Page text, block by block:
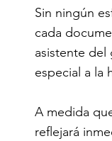
Sin ningún
cada
asistente del
especial a la
A medida
reflejará